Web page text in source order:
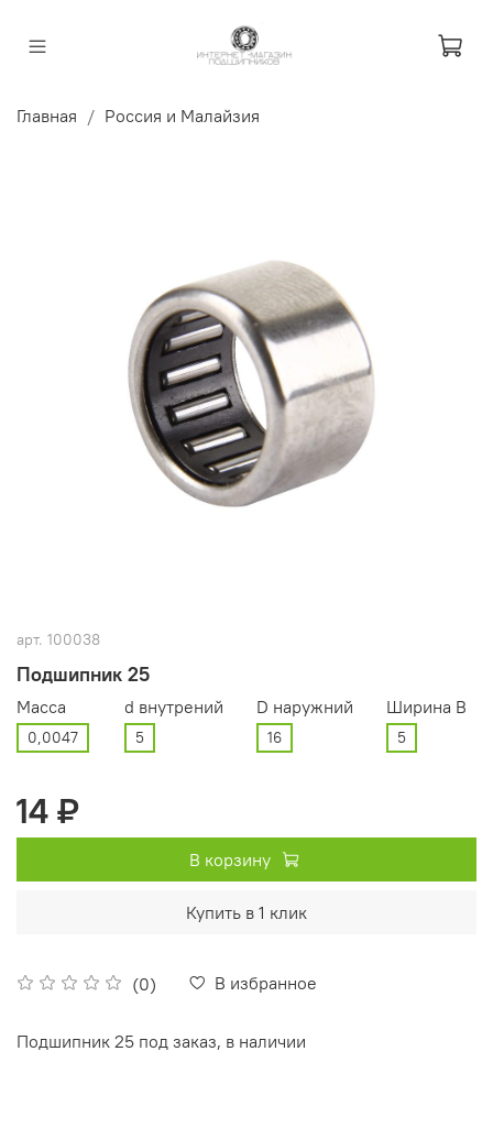
Главная Россия и Малайзия
арт. 100038
Подшипник 25
(0) В избранное
Масса
0,0047
d внутрений
5
D наружний
16
Ширина В
5
14 ₽
В корзину
Купить в 1 клик
Подшипник 25 под заказ, в наличии